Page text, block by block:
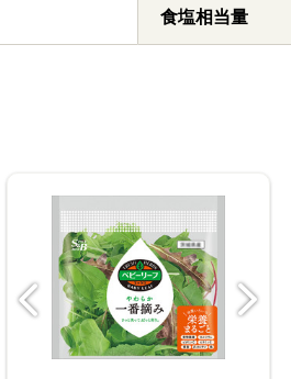
食塩相当量